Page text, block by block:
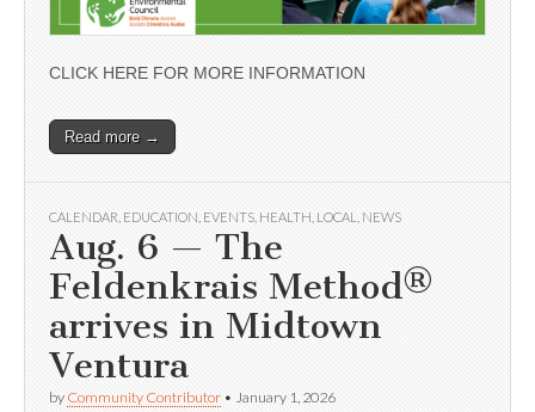
CLICK HERE FOR MORE INFORMATION
Read more →
CALENDAR EDUCATION EVENTS HEALTH LOCAL NEWS
Aug. 6 — The
Feldenkrais Method®
arrives in Midtown
Ventura
by Community Contributor • January 1, 2026